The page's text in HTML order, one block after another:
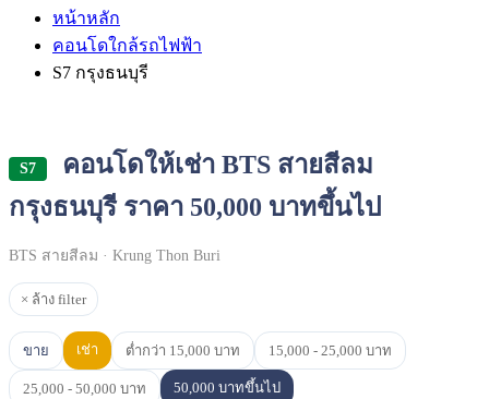
หน้าหลัก
คอนโดใกล้รถไฟฟ้า
S7 กรุงธนบุรี
S7
คอนโดให้เช่า BTS สายสีลม
กรุงธนบุรี ราคา 50,000 บาทขึ้นไป
BTS สายสีลม · Krung Thon Buri
× ล้าง filter
ขาย เช่า ต่ำกว่า 15,000 บาท 15,000 - 25,000 บาท
25,000 - 50,000 บาท 50,000 บาทขึ้นไป